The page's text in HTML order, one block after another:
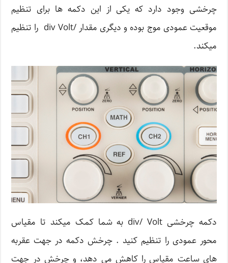
چرخشی وجود دارد که یکی از این دکمه ها برای تنظیم
موقعیت عمودی موج بوده و دیگری مقدار /div Volt را تنظیم
میکند.
دکمه چرخشی div/ Volt به شما کمک میکند تا مقیاس
محور عمودی را تنظیم کنید . چرخش دکمه در جهت عقربه
های ساعت مقیاس را کاهش می دهد، و چرخش در جهت